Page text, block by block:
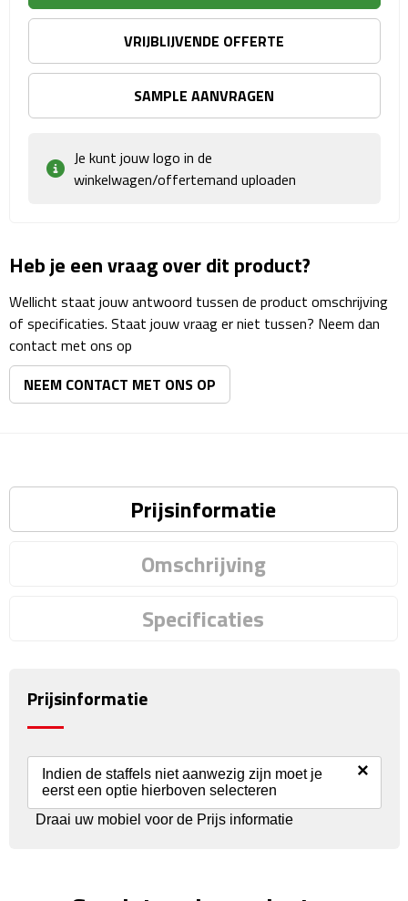
Paspoorthouders
Auto luchtverfrissers
Auto onderhoud
Auto organizers
Auto telefoonhouders
Parkeerschijven
Rijbewijs- & kentekenhoezen
Zonneschermen
Fiets Accessoires
Fietsbellen
VRIJBLIJVENDE OFFERTE
SAMPLE AANVRAGEN
Je kunt jouw logo in de
winkelwagen/offertemand uploaden
Heb je een vraag over dit product?
Wellicht staat jouw antwoord tussen de product omschrijving
of specificaties. Staat jouw vraag er niet tussen? Neem dan
contact met ons op
NEEM CONTACT MET ONS OP
Prijsinformatie
Omschrijving
Specificaties
Prijsinformatie
Indien de staffels niet aanwezig zijn moet je
eerst een optie hierboven selecteren
×
Draai uw mobiel voor de Prijs informatie